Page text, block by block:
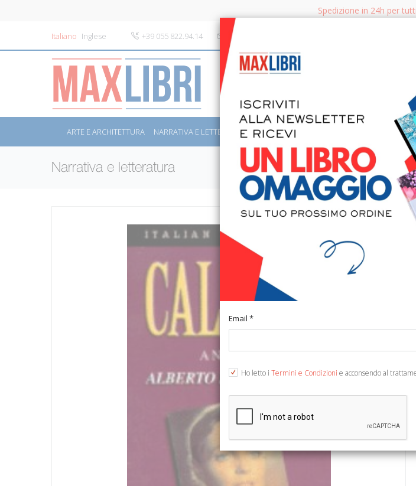
Spedizione in 24h per
Italiano Inglese +39 055 822.94.14 info@maxlibri.it
ARTE E ARCHITETTURA NARRATIVA E LETTERATURA SAGGISTICA LIBRI PER BAMBINI E RAGAZZI
Narrativa e letteratura
Email *
Ho letto i Termini e Condizioni e acconsendo al